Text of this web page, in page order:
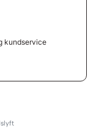
kundservice